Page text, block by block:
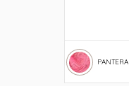
PANTERA